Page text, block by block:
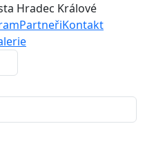
Hradec Králové
PartneřiKontakt